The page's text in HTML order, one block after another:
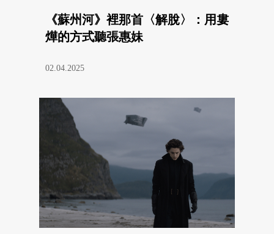
《蘇州河》裡那首〈解脫〉：用婁
燁的方式聽張惠妹
02.04.2025